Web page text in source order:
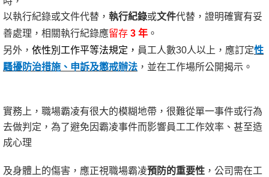
以執行紀錄或文件代替， 執行紀錄或文件代替，證明確實有妥
善處理，相關執行紀錄應留存 3 年 。
另外， 依性別工作平等法規定， 員工人數30人以上，應訂定性
騷擾防治措施、申訴及懲戒辦法 ，並在工作場所公開揭示。
實務上，職場霸凌有很大的模糊地帶，很難從單一事件或行為
去做判定，為了避免因霸凌事件而影響員工工作效率、甚至造
成心理
及身體上的傷害，應正視職場霸凌預防的重要性 ，公司需在工